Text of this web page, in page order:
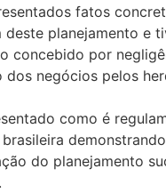
fatos
deste planejamento e
concebido por
dos negócios pelos
como é
brasileira
do planejamento